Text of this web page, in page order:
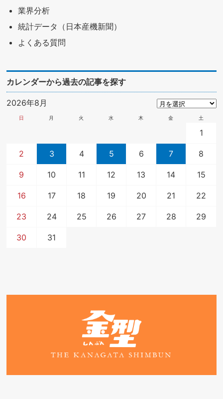
業界分析
統計データ（日本産機新聞）
よくある質問
カレンダーから過去の記事を探す
2026年8月
日 月 火 水 木 金 土
1
2 3 4 5 6 7 8
9 10 11 12 13 14 15
16 17 18 19 20 21 22
23 24 25 26 27 28 29
30 31